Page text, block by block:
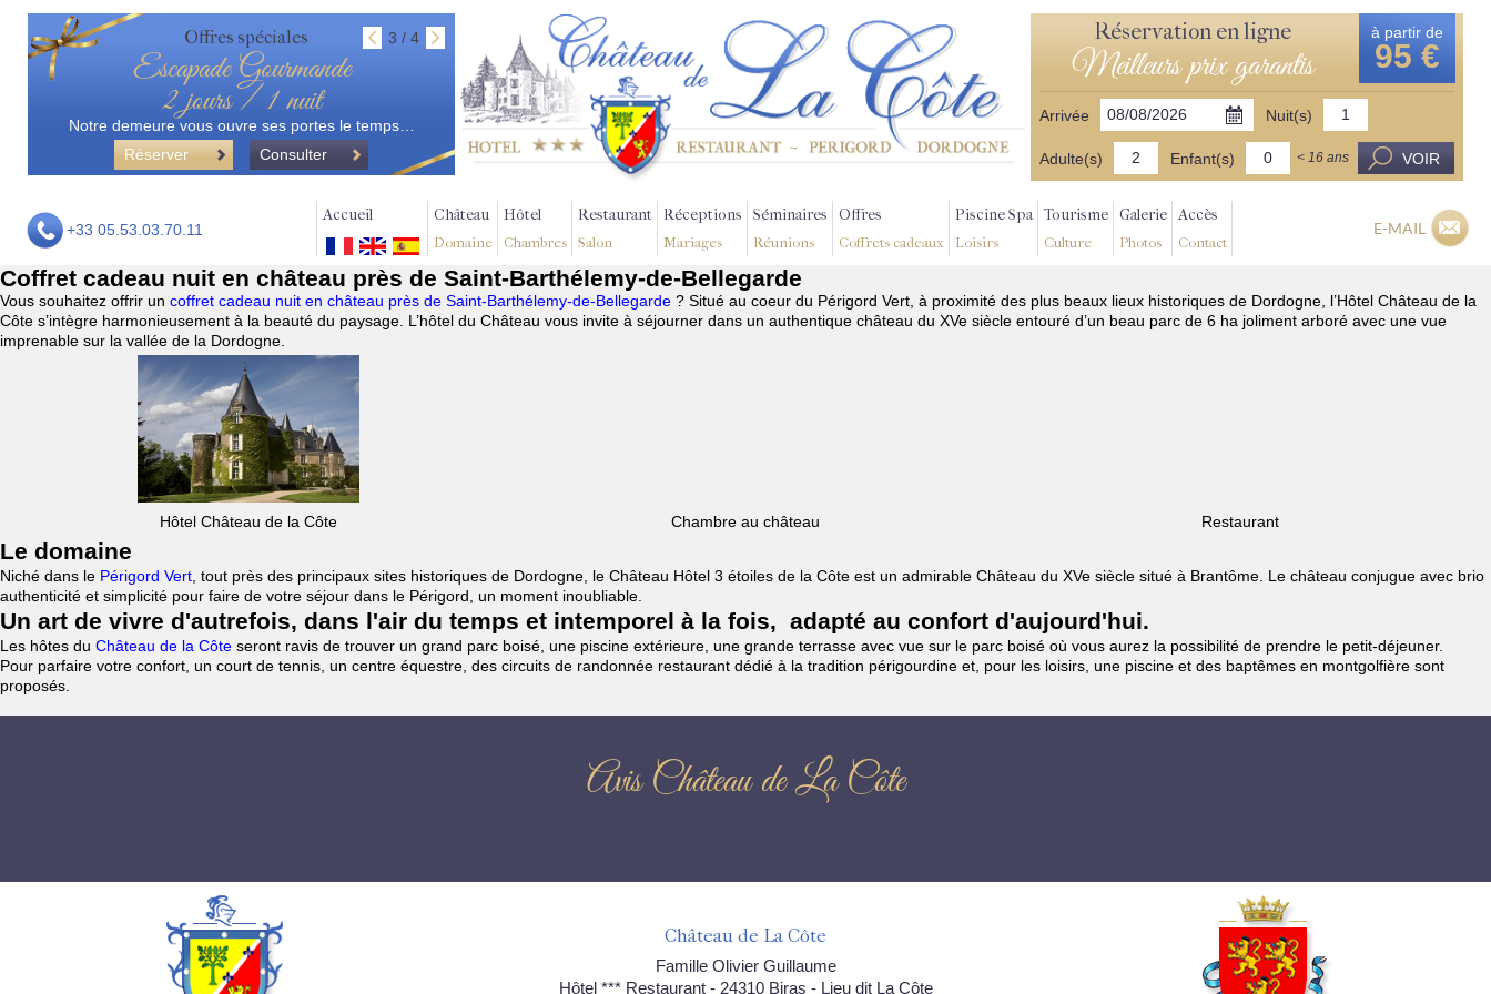
Offres spéciales 3 / 4
Escapade Gourmande
2 jours / 1 nuit
Notre demeure vous ouvre ses portes le temps…
Réserver
Consulter
Réservation en ligne
Meilleurs prix garantis
à partir de
95 €
Arrivée Nuit(s)
Adulte(s) Enfant(s) < 16 ans VOIR
+33 05.53.03.70.11
Accueil Château
Domaine
Hôtel
Chambres
Restaurant
Salon
Réceptions
Mariages
Séminaires
Réunions
Offres
Coffrets cadeaux
Piscine Spa
Loisirs
Tourisme
Culture
Galerie
Photos
Accès
Contact
E-MAIL
Coffret cadeau nuit en château près de Saint-Barthélemy-de-Bellegarde
Vous souhaitez offrir un coffret cadeau nuit en château près de Saint-Barthélemy-de-Bellegarde ? Situé au coeur du Périgord Vert, à proximité des plus beaux lieux historiques de Dordogne, l’Hôtel Château de la
Côte s’intègre harmonieusement à la beauté du paysage. L’hôtel du Château vous invite à séjourner dans un authentique château du XVe siècle entouré d’un beau parc de 6 ha joliment arboré avec une vue
imprenable sur la vallée de la Dordogne.
Hôtel Château de la Côte Chambre au château Restaurant
Le domaine
Niché dans le Périgord Vert , tout près des principaux sites historiques de Dordogne, le Château Hôtel 3 étoiles de la Côte est un admirable Château du XVe siècle situé à Brantôme. Le château conjugue avec brio
authenticité et simplicité pour faire de votre séjour dans le Périgord, un moment inoubliable.
Un art de vivre d'autrefois, dans l'air du temps et intemporel à la fois, adapté au confort d'aujourd'hui.
Les hôtes du Château de la Côte seront ravis de trouver un grand parc boisé, une piscine extérieure, une grande terrasse avec vue sur le parc boisé où vous aurez la possibilité de prendre le petit-déjeuner.
Pour parfaire votre confort, un court de tennis, un centre équestre, des circuits de randonnée restaurant dédié à la tradition périgourdine et, pour les loisirs, une piscine et des baptêmes en montgolfière sont
proposés.
Avis Château de La Côte
Château de La Côte
Famille Olivier Guillaume
Hôtel *** Restaurant - 24310 Biras - Lieu dit La Côte